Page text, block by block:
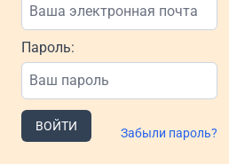
Пароль:
ВОЙТИ Забыли пароль?